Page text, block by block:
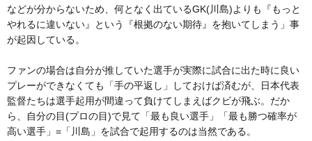
などが分からないため、何となく出ているGK(川島)よりも『もっと
やれるに違いない』という『根拠のない期待』を抱いてしまう」事
が起因している。
ファンの場合は自分が推していた選手が実際に試合に出た時に良い
プレーができなくても「手の平返し」しておけば済むが、日本代表
監督たちは選手起用が間違って負けてしまえばクビが飛ぶ。だか
ら、自分の目(プロの目)で見て「最も良い選手」「最も勝つ確率が
高い選手」=「川島」を試合で起用するのは当然である。